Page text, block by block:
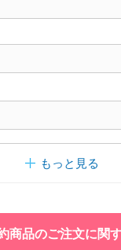
もっと見る
商品のご注文に関